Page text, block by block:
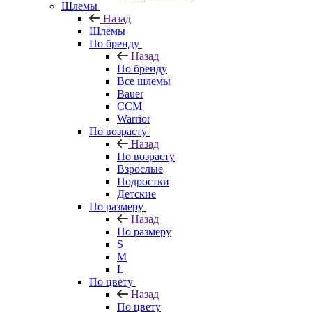
Шлемы
Назад
Шлемы
По бренду
Назад
По бренду
Все шлемы
Bauer
CCM
Warrior
По возрасту
Назад
По возрасту
Взрослые
Подростки
Детские
По размеру
Назад
По размеру
S
M
L
По цвету
Назад
По цвету